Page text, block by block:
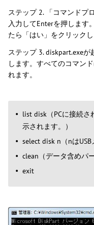
ステップ 2. 「コマンドプ
入力してEnterを押しま
たら「はい」をクリックし
ステップ 3. diskpart.exe
します。すべてのコマン
れます。
list disk（PCに接続さ
示されます。）
select disk n（nは
clean（データ含めパ
exit